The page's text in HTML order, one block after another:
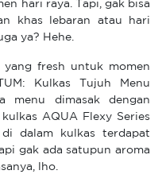
hari raya. Tapi, gak bisa
khas lebaran atau hari
ya? Hehe.
yang fresh untuk momen
Kulkas Tujuh Menu
menu dimasak dengan
AQUA Flexy Series
di dalam kulkas terdapat
gak ada satupun aroma
lho.